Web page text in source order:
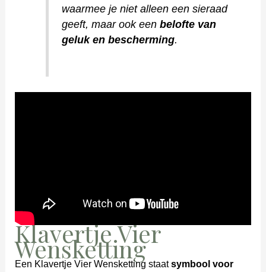
waarmee je niet alleen een sieraad
geeft, maar ook een belofte van
geluk en bescherming.
Klavertje Vier
Wensketting
Een Klavertje Vier Wensketting staatsymbool voor